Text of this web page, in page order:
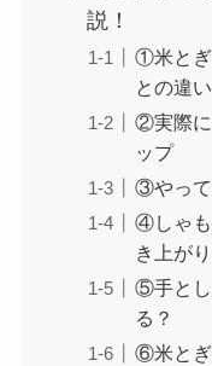
説！
①米とぎ
との違い
②実際に
ップ
③やって
④しゃも
き上が
⑤手とし
る？
⑥米とぎ